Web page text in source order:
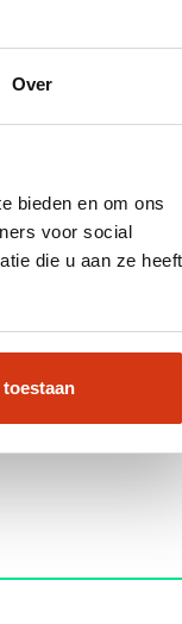
Over
bieden en om ons
voor social
die u aan ze heeft
leads. Onze
in Social